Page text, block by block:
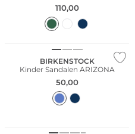
110,00
BIRKENSTOCK
Kinder Sandalen ARIZONA
50,00